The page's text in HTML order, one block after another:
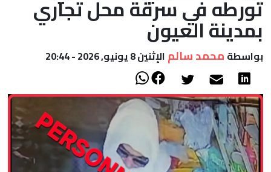
الصحراء
تورطه في سرقة محل تجاري
بمدينة العيون
بواسطة محمد سالم الإثنين 8 يونيو, 2026 - 20:44